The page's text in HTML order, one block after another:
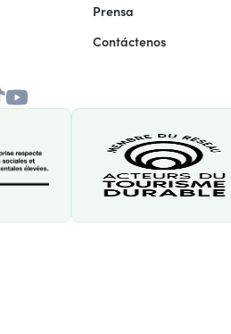
Prensa
Contáctenos